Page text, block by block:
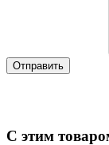
Отправить
С этим